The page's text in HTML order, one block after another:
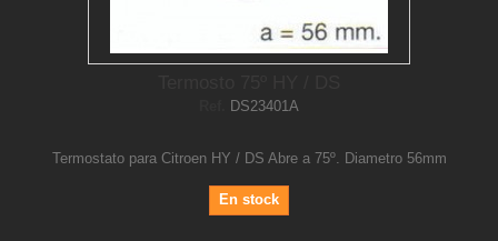
DS23401A
Termostato para Citroen HY / DS Abre a 75º. Diametro 56mm
En stock